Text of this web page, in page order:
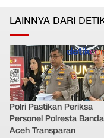
LAINNYA DARI
Polri Pastikan Periksa
Personel Polresta Banda
Aceh Transparan